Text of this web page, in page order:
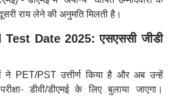
राय लेने की अनुमति मिलती है।
Date 2025: एसएससी जीडी
ने PET/PST उत्तीर्ण किया है और अब उन्हें
डीवी/डीएमई के लिए बुलाया जाएगा।